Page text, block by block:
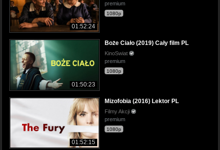
01:52:24
premium
1080p
01:50:23
Boże Ciało (2019) Cały film PL
KinoSwiat
premium
1080p
01:52:15
Mizofobia (2016) Lektor PL
Filmy Akcji
premium
1080p